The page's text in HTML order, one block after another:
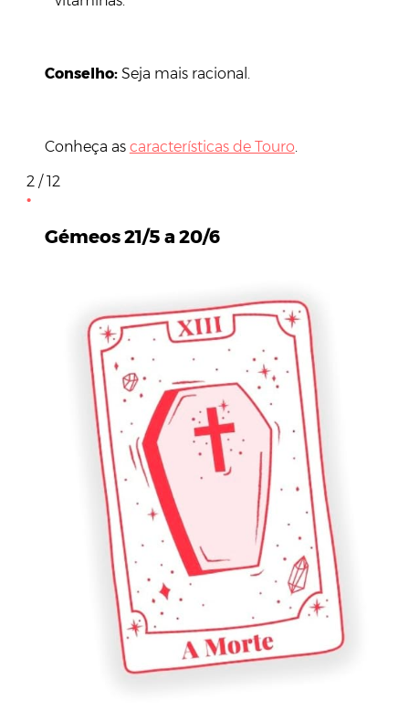
Conselho: Seja mais racional.
Conheça as características de Touro.
2 / 12
Gémeos 21/5 a 20/6